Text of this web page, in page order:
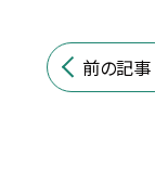
前の記事